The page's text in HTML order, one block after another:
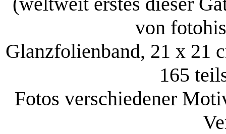
von
Glanzfolienband, 21 x 21
165
Fotos verschiedener